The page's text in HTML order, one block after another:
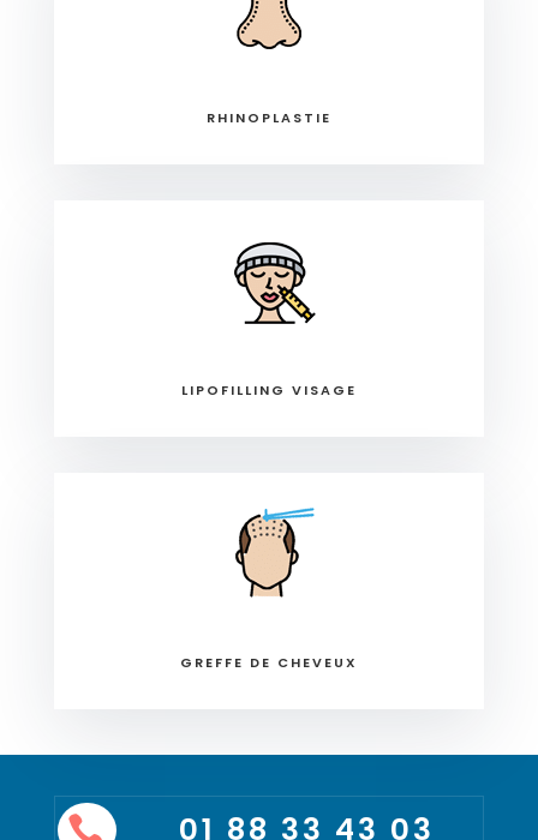
RHINOPLASTIE
LIPOFILLING VISAGE
GREFFE DE CHEVEUX
 01 88 33 43 03